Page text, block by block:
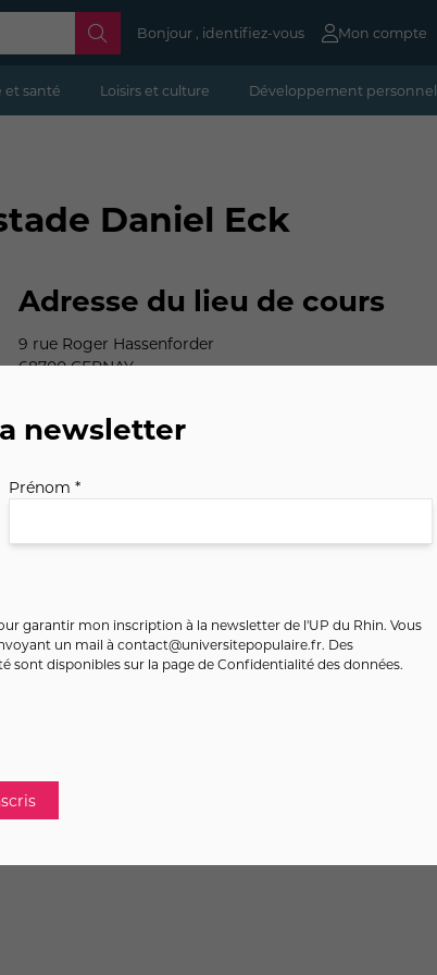
Bonjour , identifiez-vous Mon compte
et santé Loisirs et culture Développement personnel
Daniel Eck
Adresse du lieu de cours
9 rue Roger Hassenforder
68700 CERNAY
newsletter
Prénom *
garantir mon inscription à la newsletter de l'UP du Rhin. Vous
un mail à contact@universitepopulaire.fr. Des
sont disponibles sur la page deConfidentialité des données.